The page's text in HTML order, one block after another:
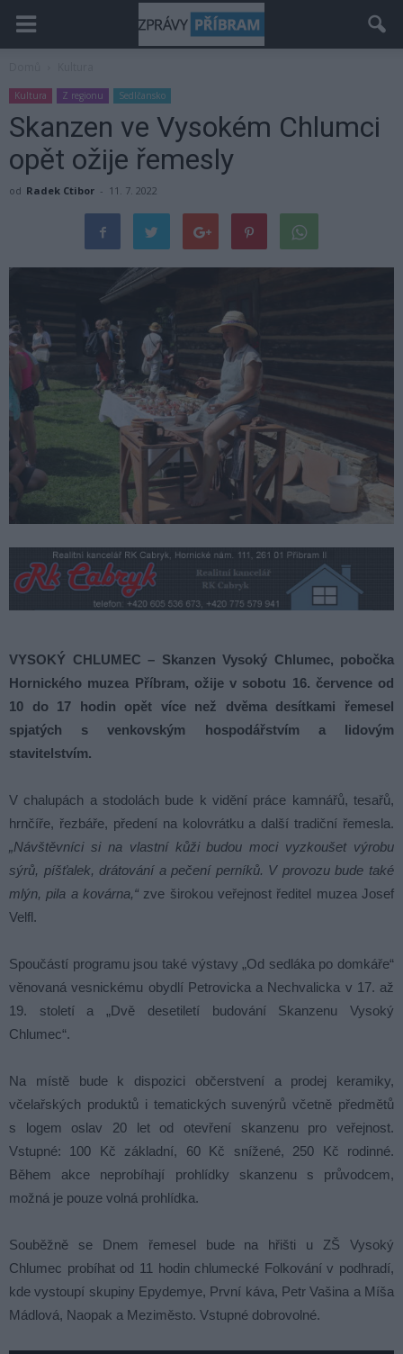
Kultura Z regionu Sedlčansko
Skanzen ve Vysokém Chlumci
opět ožije řemesly
od Radek Ctibor - 11. 7. 2022
VYSOKÝ CHLUMEC – Skanzen Vysoký Chlumec, pobočka
Hornického muzea Příbram, ožije v sobotu 16. července od
10 do 17 hodin opět více než dvěma desítkami řemesel
spjatých s venkovským hospodářstvím a lidovým
stavitelstvím.
V chalupách a stodolách bude k vidění práce kamnářů, tesařů,
hrnčíře, řezbáře, předení na kolovrátku a další tradiční řemesla.
„Návštěvníci si na vlastní kůži budou moci vyzkoušet výrobu
sýrů, píšťalek, drátování a pečení perníků. V provozu bude také
mlýn, pila a kovárna,“ zve širokou veřejnost ředitel muzea Josef
Velfl.
Spoučástí programu jsou také výstavy „Od sedláka po domkáře“
věnovaná vesnickému obydlí Petrovicka a Nechvalicka v 17. až
19. století a „Dvě desetiletí budování Skanzenu Vysoký
Chlumec“.
Na místě bude k dispozici občerstvení a prodej keramiky,
včelařských produktů i tematických suvenýrů včetně předmětů
s logem oslav 20 let od otevření skanzenu pro veřejnost.
Vstupné: 100 Kč základní, 60 Kč snížené, 250 Kč rodinné.
Během akce neprobíhají prohlídky skanzenu s průvodcem,
možná je pouze volná prohlídka.
Souběžně se Dnem řemesel bude na hřišti u ZŠ Vysoký
Chlumec probíhat od 11 hodin chlumecké Folkování v podhradí,
kde vystoupí skupiny Epydemye, První káva, Petr Vašina a Míša
Mádlová, Naopak a Meziměsto. Vstupné dobrovolné.